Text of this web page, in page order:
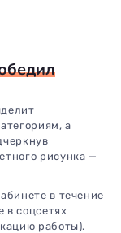
а
рисунка —
в течение
в соцсетях
работы).